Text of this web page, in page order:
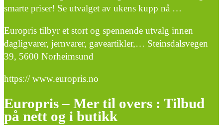
smarte priser! Se utvalget av ukens kupp nå …
Europris tilbyr et stort og spennende utvalg innen
dagligvarer, jernvarer, gaveartikler,… Steinsdalsvegen
39, 5600 Norheimsund
https:// www.europris.no
Europris – Mer til overs : Tilbud
på nett og i butikk